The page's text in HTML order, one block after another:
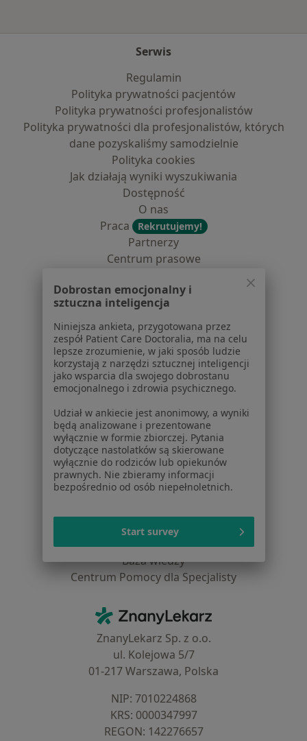
Serwis
Regulamin
Polityka prywatności pacjentów
Polityka prywatności profesjonalistów
Polityka prywatności dla profesjonalistów, których
dane pozyskaliśmy samodzielnie
Polityka cookies
Jak działają wyniki wyszukiwania
Dostępność
O nas
Praca
Rekrutujemy!
Partnerzy
Centrum prasowe
Dla pacjentów
Lekarze
Placówki medyczne
Pytania i odpowiedzi
Usługi i zabiegi
Choroby
Pomoc
Aplikacje mobilne
Blog dla pacjentów
Dla profesjonalistów
Cennik
Dla placówek medycznych
Noa Notes nowość
Baza wiedzy
Centrum Pomocy dla Specjalisty
ZnanyLekarz - Strona główna
ZnanyLekarz Sp. z o.o.
ul. Kolejowa 5/7
01-217 Warszawa, Polska
NIP: ⁠7010224868
KRS: ⁠0000347997
REGON: ⁠142276657
Dobrostan emocjonalny i
sztuczna inteligencja
Niniejsza ankieta, przygotowana przez
zespół Patient Care Doctoralia, ma na celu
lepsze zrozumienie, w jaki sposób ludzie
korzystają z narzędzi sztucznej inteligencji
jako wsparcia dla swojego dobrostanu
emocjonalnego i zdrowia psychicznego.
Udział w ankiecie jest anonimowy, a wyniki
będą analizowane i prezentowane
wyłącznie w formie zbiorczej. Pytania
dotyczące nastolatków są skierowane
wyłącznie do rodziców lub opiekunów
prawnych. Nie zbieramy informacji
bezpośrednio od osób niepełnoletnich.
Start survey